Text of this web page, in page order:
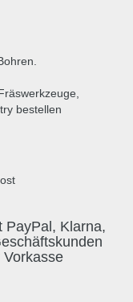
PayPal, Klarna,